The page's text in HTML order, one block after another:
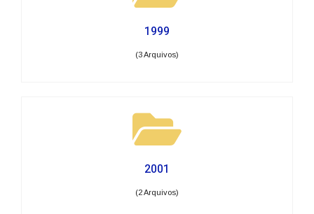
1999
(3 Arquivos)
2001
(2 Arquivos)